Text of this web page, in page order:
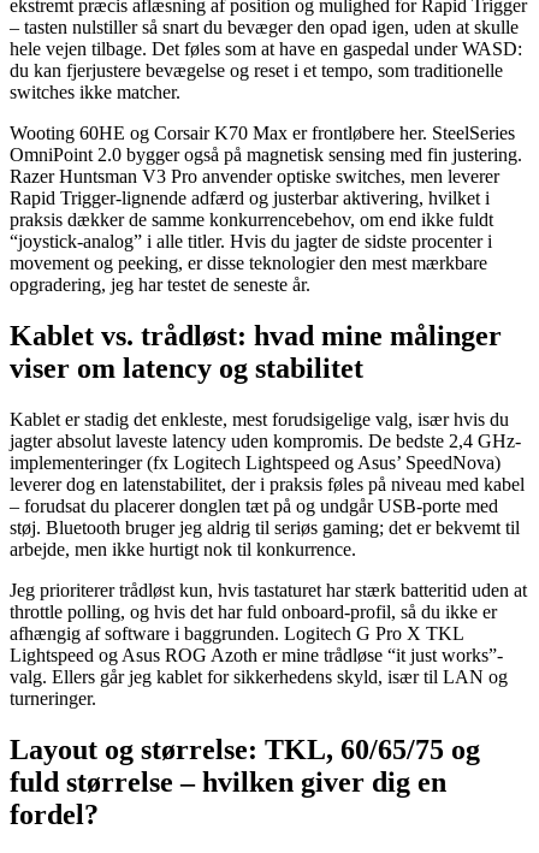
ekstremt præcis aflæsning af position og mulighed for Rapid Trigger
– tasten nulstiller så snart du bevæger den opad igen, uden at skulle
hele vejen tilbage. Det føles som at have en gaspedal under WASD:
du kan fjerjustere bevægelse og reset i et tempo, som traditionelle
switches ikke matcher.
Wooting 60HE og Corsair K70 Max er frontløbere her. SteelSeries
OmniPoint 2.0 bygger også på magnetisk sensing med fin justering.
Razer Huntsman V3 Pro anvender optiske switches, men leverer
Rapid Trigger-lignende adfærd og justerbar aktivering, hvilket i
praksis dækker de samme konkurrencebehov, om end ikke fuldt
“joystick-analog” i alle titler. Hvis du jagter de sidste procenter i
movement og peeking, er disse teknologier den mest mærkbare
opgradering, jeg har testet de seneste år.
Kablet vs. trådløst: hvad mine målinger
viser om latency og stabilitet
Kablet er stadig det enkleste, mest forudsigelige valg, især hvis du
jagter absolut laveste latency uden kompromis. De bedste 2,4 GHz-
implementeringer (fx Logitech Lightspeed og Asus’ SpeedNova)
leverer dog en latenstabilitet, der i praksis føles på niveau med kabel
– forudsat du placerer donglen tæt på og undgår USB-porte med
støj. Bluetooth bruger jeg aldrig til seriøs gaming; det er bekvemt til
arbejde, men ikke hurtigt nok til konkurrence.
Jeg prioriterer trådløst kun, hvis tastaturet har stærk batteritid uden at
throttle polling, og hvis det har fuld onboard-profil, så du ikke er
afhængig af software i baggrunden. Logitech G Pro X TKL
Lightspeed og Asus ROG Azoth er mine trådløse “it just works”-
valg. Ellers går jeg kablet for sikkerhedens skyld, især til LAN og
turneringer.
Layout og størrelse: TKL, 60/65/75 og
fuld størrelse – hvilken giver dig en
fordel?